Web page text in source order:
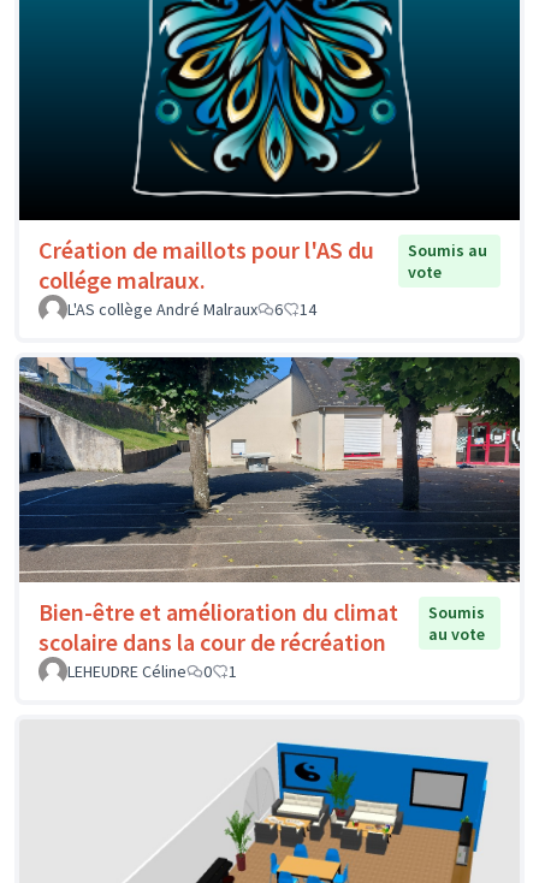
Création de maillots pour l'AS du
collége malraux.
Soumis au
vote
L'AS collège André Malraux
6 14
Bien-être et amélioration du climat
scolaire dans la cour de récréation
Soumis
au vote
LEHEUDRE Céline
0 1